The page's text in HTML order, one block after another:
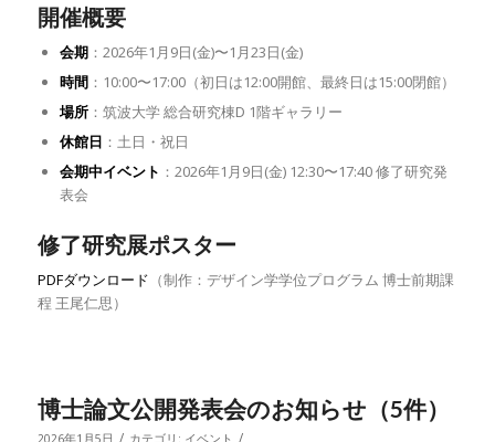
開催概要
会期：2026年1月9日(金)〜1月23日(金)
時間：10:00〜17:00（初日は12:00開館、最終日は15:00閉館）
場所：筑波大学 総合研究棟D 1階ギャラリー
休館日 ：土日・祝日
会期中イベント ：2026年1月9日(金) 12:30〜17:40 修了研究発
表会
修了研究展ポスター
PDFダウンロード （制作：デザイン学学位プログラム 博士前期課
程 王尾仁思）
博士論文公開発表会のお知らせ（5件）
2026年1月5日 / カテゴリ: イベント /